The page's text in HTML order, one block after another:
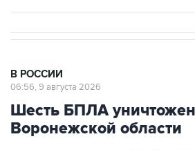
В РОССИИ
06:56, 9 августа 2026
Шесть БПЛА
Воронежской области